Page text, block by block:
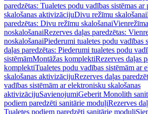
paredzētas: Tualetes podu vadības sistēmas ar
skalošanas aktivizācijuDivu režīmu skalošanai
paredzētas: Divu režīmu skalošanaiVienrežīma
noskalošanaiRezerves daļas paredzētas:
noskalošanaiPiederumi tualetes podu vadības
daļas paredzētas: Piederumi tualetes podu
sistēmāmMontāžas komplektiRezerves daļas
komplektiTualetes podu vadības sistēmām ar
skalošanas aktivizācijuRezerves daļas
vadības sistēmām ar elektronisku skalošanas
aktivizācijuSavienojumiGeberit Monolith
podiem paredzēti sanitārie moduļiRezerves
Tualetes podiem paredzēti sanitārie moduļi